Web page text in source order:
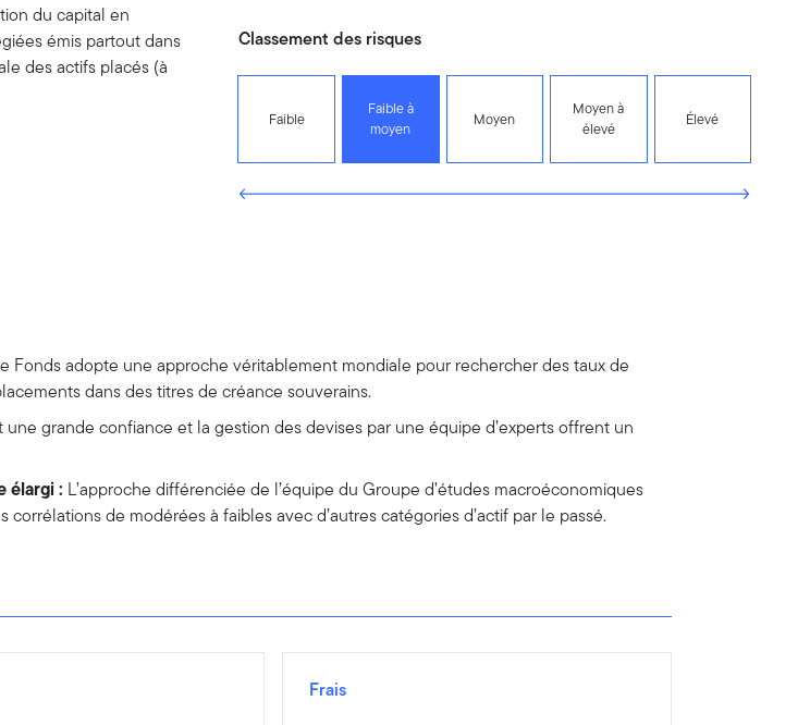
du capital en
émis partout dans
des actifs placés (à
Classement des risques
Faible
Faible à
moyen
Moyen
Moyen à
élevé
Élevé
Fonds adopte une approche véritablement mondiale pour rechercher des taux de
dans des titres de créance souverains.
grande confiance et la gestion des devises par une équipe d’experts offrent un
élargi : L’approche différenciée de l’équipe du Groupe d’études macroéconomiques
de modérées à faibles avec d’autres catégories d’actif par le passé.
Frais